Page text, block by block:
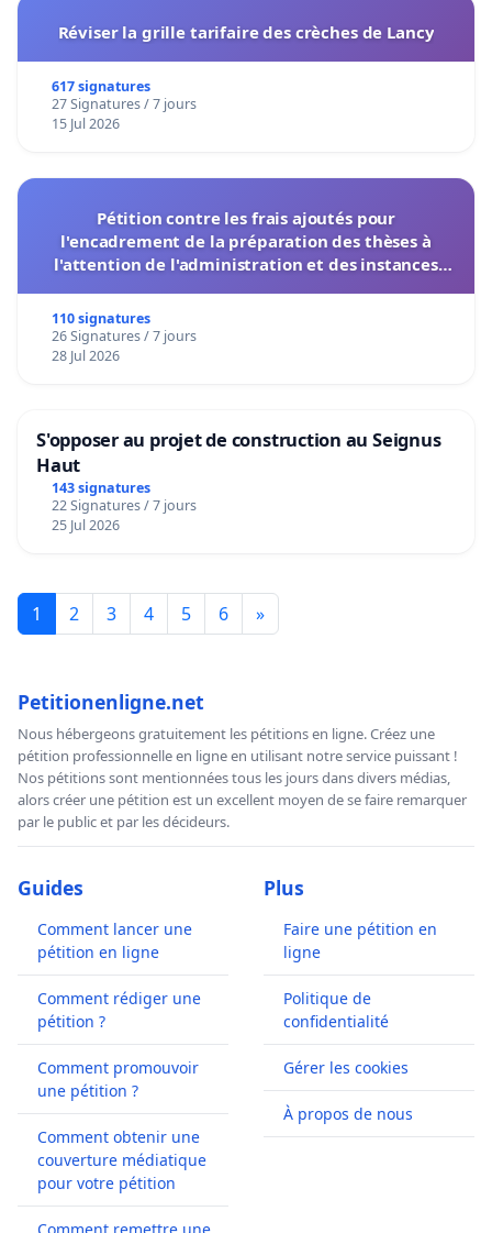
Réviser la grille tarifaire des crèches de Lancy
617 signatures
27 Signatures / 7 jours
15 Jul 2026
Pétition contre les frais ajoutés pour
l'encadrement de la préparation des thèses à
l'attention de l'administration et des instances
110 signatures
26 Signatures / 7 jours
28 Jul 2026
S'opposer au projet de construction au Seignus
Haut
143 signatures
22 Signatures / 7 jours
25 Jul 2026
1 2 3 4 5 6 »
Petitionenligne.net
Nous hébergeons gratuitement les pétitions en ligne. Créez une
pétition professionnelle en ligne en utilisant notre service puissant !
Nos pétitions sont mentionnées tous les jours dans divers médias,
alors créer une pétition est un excellent moyen de se faire remarquer
par le public et par les décideurs.
Guides
Comment lancer une
pétition en ligne
Comment rédiger une
pétition ?
Comment promouvoir
une pétition ?
Comment obtenir une
couverture médiatique
pour votre pétition
Plus
Faire une pétition en
ligne
Politique de
confidentialité
Gérer les cookies
À propos de nous